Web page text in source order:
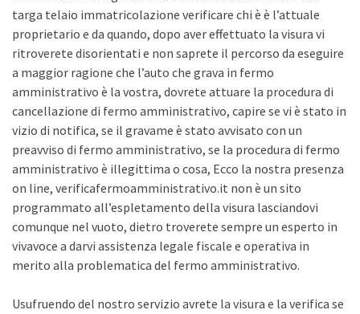
targa telaio immatricolazione verificare chi è è l’attuale
proprietario e da quando, dopo aver effettuato la visura vi
ritroverete disorientati e non saprete il percorso da eseguire
a maggior ragione che l’auto che grava in fermo
amministrativo è la vostra, dovrete attuare la procedura di
cancellazione di fermo amministrativo, capire se vi è stato in
vizio di notifica, se il gravame è stato avvisato con un
preavviso di fermo amministrativo, se la procedura di fermo
amministrativo è illegittima o cosa, Ecco la nostra presenza
on line, verificafermoamministrativo.it non è un sito
programmato all’espletamento della visura lasciandovi
comunque nel vuoto, dietro troverete sempre un esperto in
vivavoce a darvi assistenza legale fiscale e operativa in
merito alla problematica del fermo amministrativo.
Usufruendo del nostro servizio avrete la visura e la verifica se